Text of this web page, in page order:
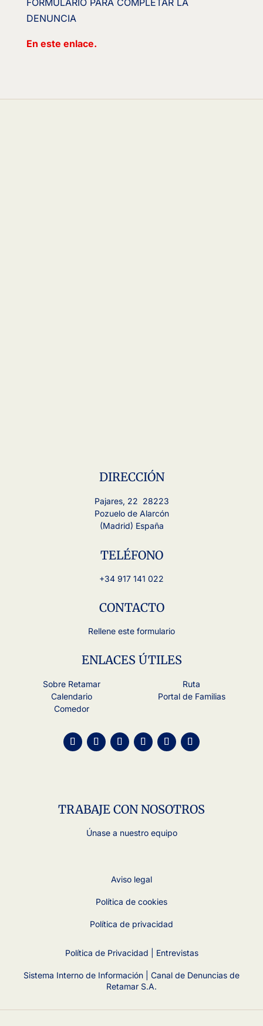
FORMULARIO PARA COMPLETAR LA
DENUNCIA
En este enlace.
DIRECCIÓN
Pajares, 22 28223
Pozuelo de Alarcón
(Madrid) España
TELÉFONO
+34 917 141 022
CONTACTO
Rellene este formulario
ENLACES ÚTILES
Sobre Retamar
Calendario
Comedor
Ruta
Portal de Familias
TRABAJE CON NOSOTROS
Únase a nuestro equipo
Aviso legal
Política de cookies
Política de privacidad
Política de Privacidad | Entrevistas
Sistema Interno de Información | Canal de Denuncias de
Retamar S.A.